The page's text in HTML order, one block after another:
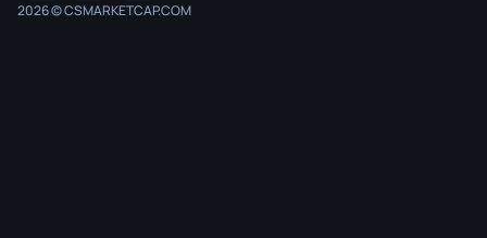
2026 © CSMARKETCAP.COM